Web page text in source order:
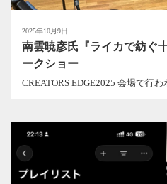
2025年10月9日
南雲暁彦氏『ライカで紡ぐ
ークショー
CREATORS EDGE2025 会場で行